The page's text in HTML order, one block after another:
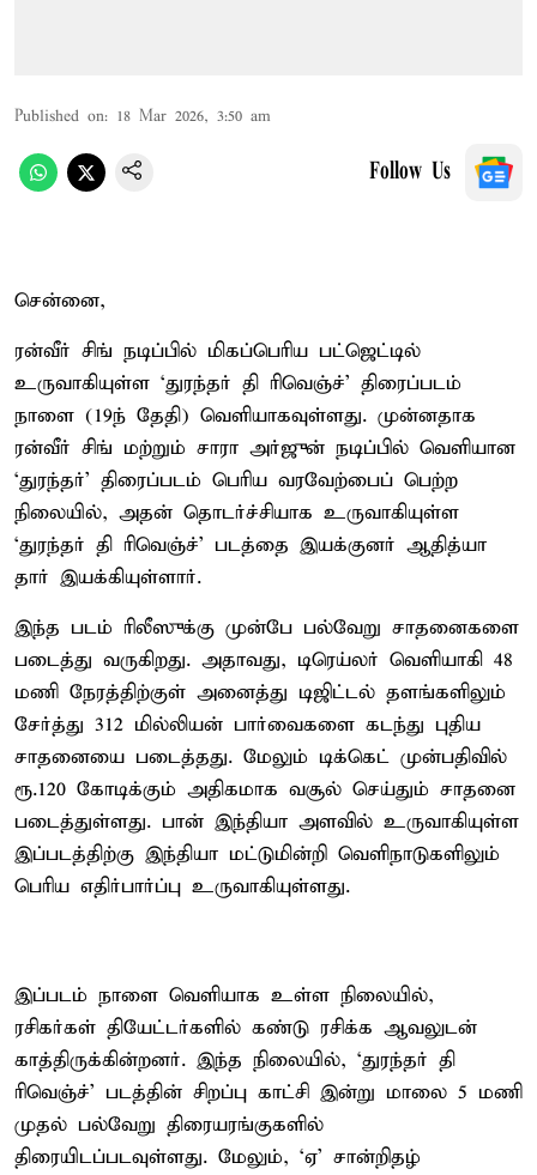
Published on: 18 Mar 2026, 3:50 am
Follow Us
சென்னை,
ரன்வீர் சிங் நடிப்பில் மிகப்பெரிய பட்ஜெட்டில்
உருவாகியுள்ள ‘துரந்தர் தி ரிவெஞ்ச்’ திரைப்படம்
நாளை (19ந் தேதி) வெளியாகவுள்ளது. முன்னதாக
ரன்வீர் சிங் மற்றும் சாரா அர்ஜுன் நடிப்பில் வெளியான
‘துரந்தர்’ திரைப்படம் பெரிய வரவேற்பைப் பெற்ற
நிலையில், அதன் தொடர்ச்சியாக உருவாகியுள்ள
‘துரந்தர் தி ரிவெஞ்ச்’ படத்தை இயக்குனர் ஆதித்யா
தார் இயக்கியுள்ளார்.
இந்த படம் ரிலீஸுக்கு முன்பே பல்வேறு சாதனைகளை
படைத்து வருகிறது. அதாவது, டிரெய்லர் வெளியாகி 48
மணி நேரத்திற்குள் அனைத்து டிஜிட்டல் தளங்களிலும்
சேர்த்து 312 மில்லியன் பார்வைகளை கடந்து புதிய
சாதனையை படைத்தது. மேலும் டிக்கெட் முன்பதிவில்
ரூ.120 கோடிக்கும் அதிகமாக வசூல் செய்தும் சாதனை
படைத்துள்ளது. பான் இந்தியா அளவில் உருவாகியுள்ள
இப்படத்திற்கு இந்தியா மட்டுமின்றி வெளிநாடுகளிலும்
பெரிய எதிர்பார்ப்பு உருவாகியுள்ளது.
இப்படம் நாளை வெளியாக உள்ள நிலையில்,
ரசிகர்கள் தியேட்டர்களில் கண்டு ரசிக்க ஆவலுடன்
காத்திருக்கின்றனர். இந்த நிலையில், ‘துரந்தர் தி
ரிவெஞ்ச்’ படத்தின் சிறப்பு காட்சி இன்று மாலை 5 மணி
முதல் பல்வேறு திரையரங்குகளில்
திரையிடப்படவுள்ளது. மேலும், ‘ஏ’ சான்றிதழ்